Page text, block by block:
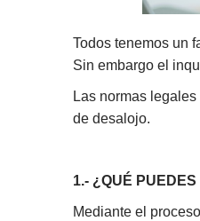
Todos tenemos un
Sin embargo el
Las normas
de desalojo.
1.- ¿QUÉ
Mediante el